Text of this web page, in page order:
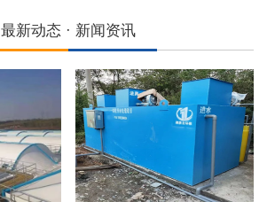
最新动态 · 新闻资讯